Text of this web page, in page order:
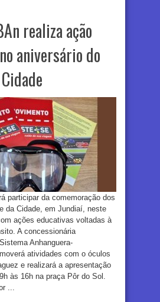
realiza ação
aniversário do
participar da comemoração dos
da Cidade, em Jundiaí, neste
ações educativas voltadas à
A concessionária
Anhanguera-
atividades com o óculos
e realizará a apresentação
às 16h na praça Pôr do Sol.
...